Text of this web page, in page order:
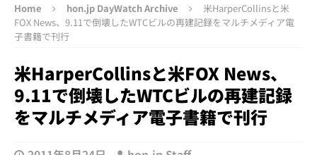
Home hon.jp DayWatch Archive
米HarperCollinsと米
FOX News、9.11で倒壊したWTCビルの再建記録をマルチメディア電
子書籍で刊行
米HarperCollinsと米FOX News、
9.11で倒壊したWTCビルの再建記録
をマルチメディア電子書籍で刊行